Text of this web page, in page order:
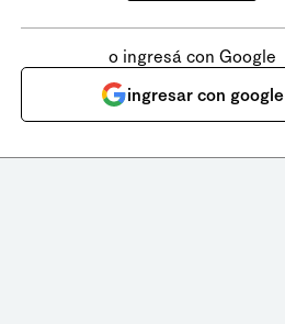
o ingresá con Google
ingresar con google